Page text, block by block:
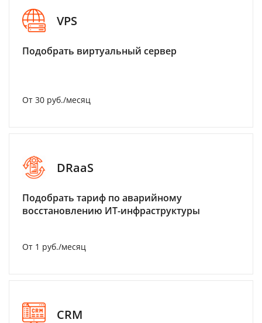
VPS
Подобрать виртуальный сервер
От 30 руб./месяц
DRaaS
Подобрать тариф по аварийному
восстановлению ИТ-инфраструктуры
От 1 руб./месяц
CRM